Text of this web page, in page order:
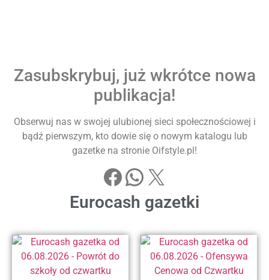
Zasubskrybuj, już wkrótce nowa
publikacja!
Obserwuj nas w swojej ulubionej sieci społecznościowej i
bądź pierwszym, kto dowie się o nowym katalogu lub
gazetke na stronie Oifstyle.pl!
Eurocash gazetki